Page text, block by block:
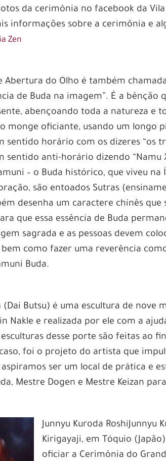
da cerimônia no facebook da
informações sobre a cerimônia e
Zen
Abertura do Olho é também
de Buda na imagem”. É a
abençoando toda a natureza e
monge oficiante, usando um longo
sentido horário com os dizeres “os
sentido anti-horário dizendo “Namu
– o Buda histórico, que viveu
são entoados Sutras
desenha um caractere chinês que
que essa essência de Buda
sagrada e as pessoas devem
bem como fazer uma reverência
Buda.
(Dai Butsu) é uma escultura de nove
Nakle e realizada por ele com a
desse porte são feitas ao
foi o projeto do artista que
ser um local de prática e
Mestre Dogen e Mestre Keizan
Junnyu Kuroda RoshiJunnyu
Kirigayaji, em Tóquio
oficiar a Cerimônia do